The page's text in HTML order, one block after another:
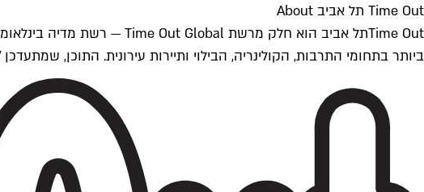
Time Out תל אביב About
ביותר בתחומי התרבות, הקולינריה, הבילוי ותיירות עירונית. התוכן, שמתעדכן 24/7, נכתב ונערך על ידי צוות עיתונאים מקצועי מקומי בישראל, בהתאם לסטנדרטים של Time Out העולמית.